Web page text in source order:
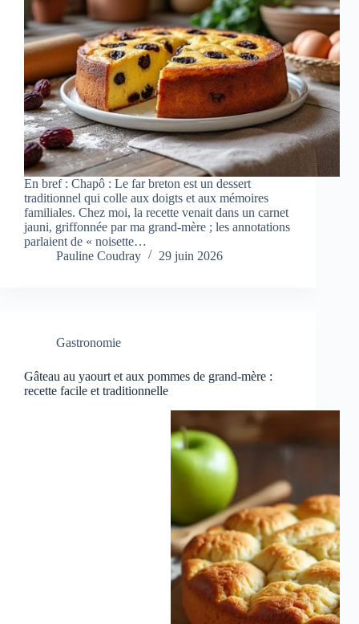
En bref : Chapô : Le far breton est un dessert
traditionnel qui colle aux doigts et aux mémoires
familiales. Chez moi, la recette venait dans un carnet
jauni, griffonnée par ma grand-mère ; les annotations
parlaient de « noisette…
Pauline Coudray
29 juin 2026
Gastronomie
Gâteau au yaourt et aux pommes de grand-mère :
recette facile et traditionnelle